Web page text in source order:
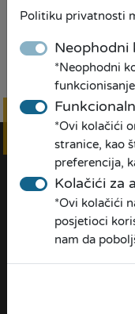
Preuzmi PDF
Politiku privatnosti
Neophodni
*Neophodni
*Ovi kolačići
stranice, kao
preferencija,
Kolačići za
*Ovi kolačići
posjetioci
nam da